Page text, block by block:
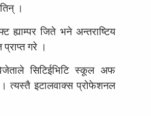
।
ह्याम्पर जिते भने अन्तराष्टिय
गरे ।
सिटिईभिटि स्कूल अफ
त्यस्तै इटालवाक्स प्रोफेशनल